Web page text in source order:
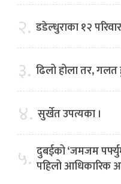
२. डडेल्धुराका १२
३. ढिलो होला तर, गलत
४. सुर्खेत उपत्यका ।
५. दुबईको ‘जमजम
पहिलो आधिकारिक